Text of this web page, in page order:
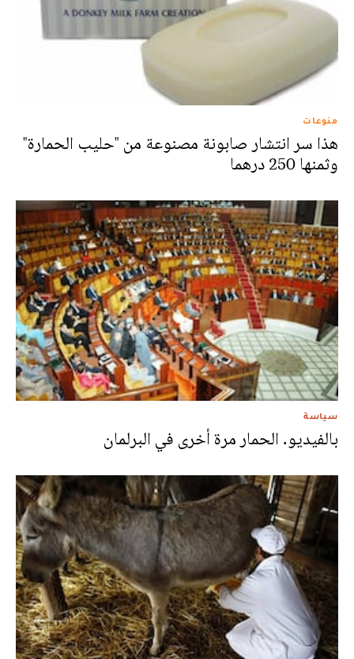
منوعات
هذا سر انتشار صابونة مصنوعة من "حليب الحمارة"
وثمنها 250 درهما
سياسة
بالفيديو. الحمار مرة أخرى في البرلمان